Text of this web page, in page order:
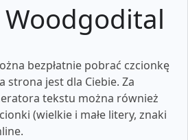
Woodgodital
bezpłatnie pobrać czcionkę
strona jest dla Ciebie. Za
tekstu można również
(wielkie i małe litery, znaki